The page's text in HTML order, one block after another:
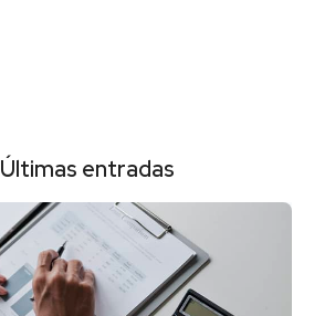
Últimas entradas